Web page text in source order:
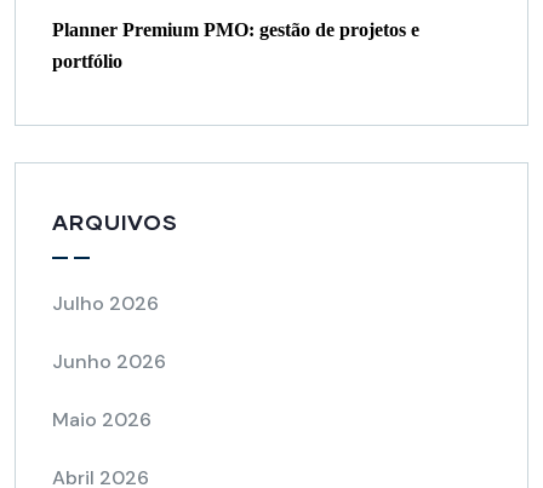
Planner Premium PMO: gestão de projetos e
portfólio
ARQUIVOS
Julho 2026
Junho 2026
Maio 2026
Abril 2026